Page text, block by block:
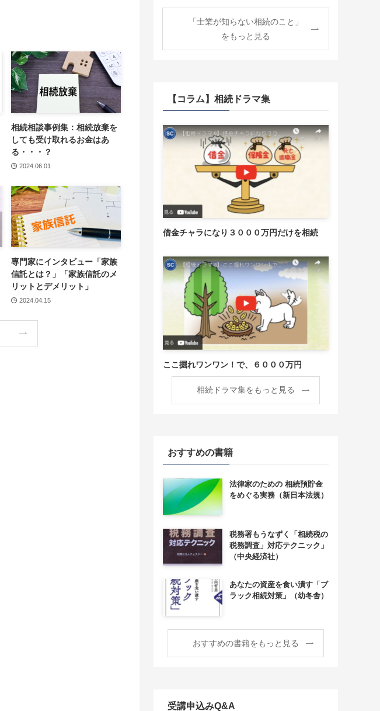
相続相談事例集：相続放棄を
しても受け取れるお金はあ
る・・・？
2024.06.01
専門家にインタビュー「家族
信託とは？」「家族信託のメ
リットとデメリット」
2024.04.15
「士業が知らない相続のこと」
をもっと見る
【コラム】相続ドラマ集
借金チャラになり３０００万円だけを相続
ここ掘れワンワン！で、６０００万円
相続ドラマ集をもっと見る
おすすめの書籍
法律家のための 相続預貯金
をめぐる実務（新日本法規）
税務署もうなずく「相続税の
税務調査」対応テクニック」
（中央経済社）
あなたの資産を食い潰す「ブ
ラック相続対策」（幼冬舎）
おすすめの書籍をもっと見る
受講申込みQ&A